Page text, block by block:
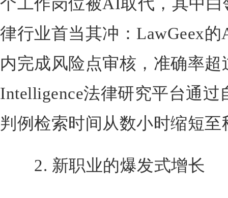
律行业首当其冲：LawGeex
内完成风险点审核，准确率超
Intelligence法律研究平台通
判例检索时间从数小时缩短至
2. 新职业的爆发式增长